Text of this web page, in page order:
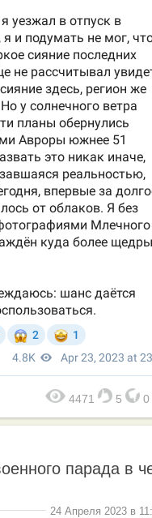
4471 5 0
парада в
24 Апреля 2023 в